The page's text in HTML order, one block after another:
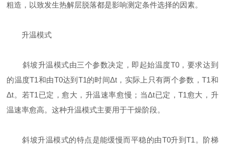
粗造，以致发生热解层脱落都是影响测定条件选择的因素。
升温模式
斜坡升温模式由三个参数决定，即起始温度T0，要求达到
的温度T1和由T0达到T1的时间Δt，实际上只有两个参数，T1和
Δt。若T1已定，愈大，升温速率愈慢；当Δt已定，T1愈大，升
温速率愈高。这种升温模式主要用于干燥阶段。
斜坡升温模式的特点是能缓慢而平稳的由T0升到T1。阶梯